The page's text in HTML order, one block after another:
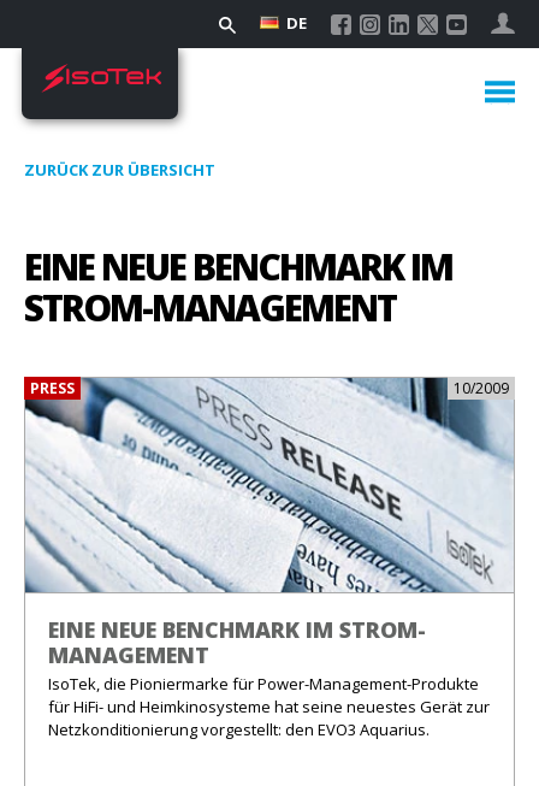
DE
ZURÜCK ZUR ÜBERSICHT
EINE NEUE BENCHMARK IM
STROM-MANAGEMENT
PRESS 10/2009
EINE NEUE BENCHMARK IM STROM-
MANAGEMENT
IsoTek, die Pioniermarke für Power-Management-Produkte
für HiFi- und Heimkinosysteme hat seine neuestes Gerät zur
Netzkonditionierung vorgestellt: den EVO3 Aquarius.